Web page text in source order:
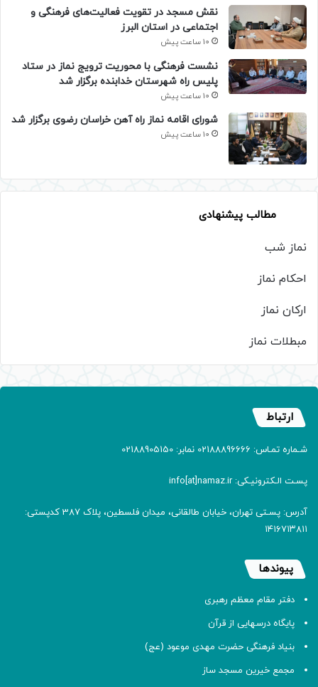
نقش مسجد در تقویت فعالیت‌های فرهنگی و
اجتماعی در استان البرز
10 ساعت پیش
نشست فرهنگی با محوریت ترویج نماز در ستاد
پلیس راه شهرستان خدابنده برگزار شد
10 ساعت پیش
شورای اقامه نماز راه آهن خراسان رضوی برگزار شد
10 ساعت پیش
مطالب پیشنهادی
نماز شب
احکام نماز
ارکان نماز
مبطلات نماز
ارتباط
شـماره تمـاس: 02188896666 نمابر: 02188905150
پسـت الـکترونیـکی: info[at]namaz.ir
آدرس: پسـتی تهران، خیابان طالقانی، میدان فلسطین، پلاک 387 کدپستی:
۱۴۱۶۷۱۳۸۱۱
پیوندها
دفتر مقام معظم رهبری
پایگاه درسهایی از قرآن
بنیاد فرهنگی حضرت مهدی موعود (عج)
مجمع خیرین مسجد ساز